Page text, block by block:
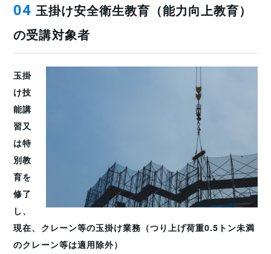
04 玉掛け安全衛生教育（能力向上教育）
の受講対象者
玉掛
け技
能講
習又
は特
別教
育を
修了
し、
現在、クレーン等の玉掛け業務 （つり上げ荷重0.5トン未満
のクレーン等は適用除外）